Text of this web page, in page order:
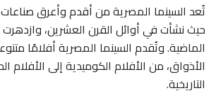
تُعد السينما المصرية من أقدم وأعرق صناعات
حيث نشأت في أوائل القرن العشرين،
الماضية. وتُقدم السينما المصرية أفلامًا
الأذواق، من الأفلام الكوميدية إلى الأفلام
التاريخية.